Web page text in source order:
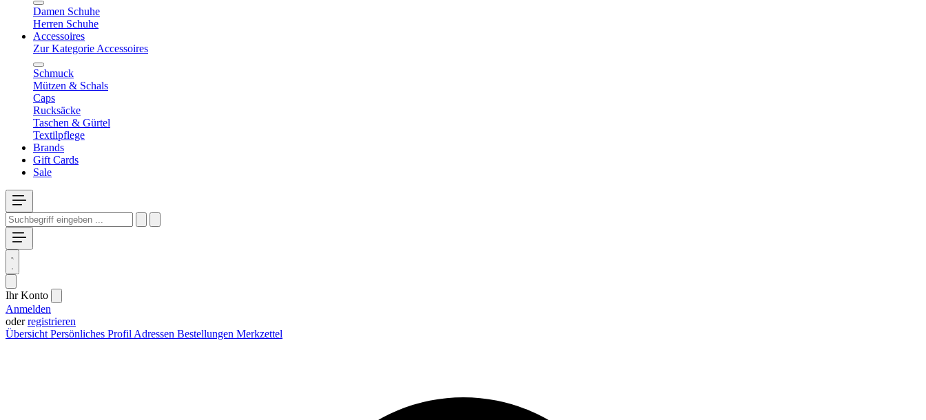
Damen Schuhe
Herren Schuhe
Accessoires
Zur Kategorie Accessoires
Schmuck
Mützen & Schals
Caps
Rucksäcke
Taschen & Gürtel
Textilpflege
Brands
Gift Cards
Sale
Ihr Konto
Anmelden
oderregistrieren
Übersicht Persönliches Profil Adressen Bestellungen Merkzettel